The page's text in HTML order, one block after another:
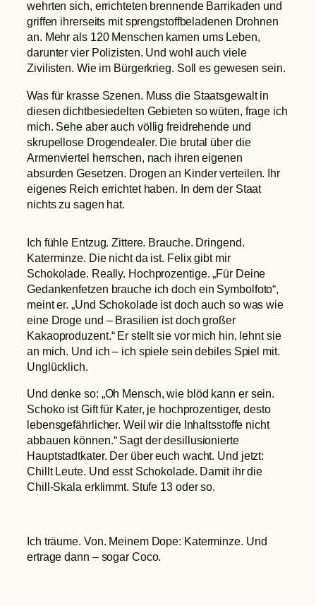
wehrten sich, errichteten brennende Barrikaden und
griffen ihrerseits mit sprengstoffbeladenen Drohnen
an. Mehr als 120 Menschen kamen ums Leben,
darunter vier Polizisten. Und wohl auch viele
Zivilisten. Wie im Bürgerkrieg. Soll es gewesen sein.
Was für krasse Szenen. Muss die Staatsgewalt in
diesen dichtbesiedelten Gebieten so wüten, frage ich
mich. Sehe aber auch völlig freidrehende und
skrupellose Drogendealer. Die brutal über die
Armenviertel herrschen, nach ihren eigenen
absurden Gesetzen. Drogen an Kinder verteilen. Ihr
eigenes Reich errichtet haben. In dem der Staat
nichts zu sagen hat.
Ich fühle Entzug. Zittere. Brauche. Dringend.
Katerminze. Die nicht da ist. Felix gibt mir
Schokolade. Really. Hochprozentige. „Für Deine
Gedankenfetzen brauche ich doch ein Symbolfoto“,
meint er. „Und Schokolade ist doch auch so was wie
eine Droge und – Brasilien ist doch großer
Kakaoproduzent.“ Er stellt sie vor mich hin, lehnt sie
an mich. Und ich – ich spiele sein debiles Spiel mit.
Unglücklich.
Und denke so: „Oh Mensch, wie blöd kann er sein.
Schoko ist Gift für Kater, je hochprozentiger, desto
lebensgefährlicher. Weil wir die Inhaltsstoffe nicht
abbauen können.“ Sagt der desillusionierte
Hauptstadtkater. Der über euch wacht. Und jetzt:
Chillt Leute. Und esst Schokolade. Damit ihr die
Chill-Skala erklimmt. Stufe 13 oder so.
Ich träume. Von. Meinem Dope: Katerminze. Und
ertrage dann – sogar Coco.